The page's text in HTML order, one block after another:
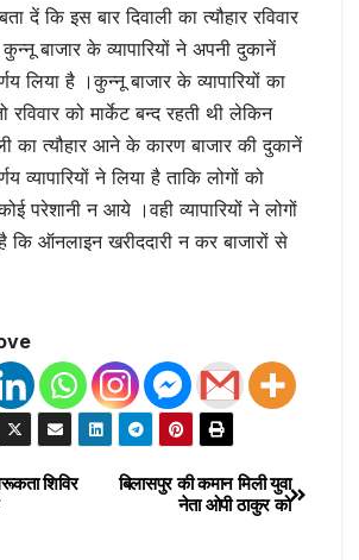
दें कि इस बार दिवाली का त्यौहार रविवार
बाजार के व्यापारियों ने अपनी दुकानें
लिया है ।कुन्नू बाजार के व्यापारियों का
को मार्केट बन्द रहती थी लेकिन
का त्यौहार आने के कारण बाजार की दुकानें
व्यापारियों ने लिया है ताकि लोगों को
परेशानी न आये ।वही व्यापारियों ने लोगों
कि ऑनलाइन खरीददारी न कर बाजारों से
बिलासपुर की कमान मिली युवा
नेता ओपी ठाकुर को
शिविर